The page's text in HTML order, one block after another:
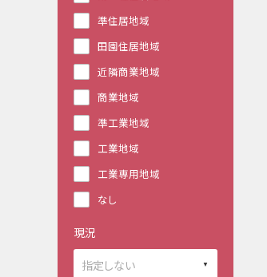
準住居地域
田園住居地域
近隣商業地域
商業地域
準工業地域
工業地域
工業専用地域
なし
現況